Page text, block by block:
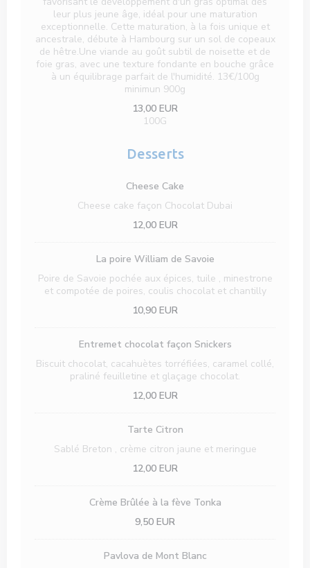
leur plus jeune âge, idéal pour une maturation
exceptionnelle. Cette maturation, à la fois unique et
ancestrale, débute à Hambourg sur un sol de copeaux
de hêtre.Une viande au goût subtil de noisette et de
foie gras, avec une texture fondante en bouche grâce
à un équilibrage parfait de l'humidité. 13€/100g
minimun 900g
13,00 EUR
100G
Desserts
Cheese Cake
Cheese cake façon Chocolat Dubai
12,00 EUR
La poire William de Savoie
Poire de Savoie pochée aux épices, tuile , minestrone
et compotée de poires, coulis chocolat et chantilly
10,90 EUR
Entremet chocolat façon Snickers
Biscuit chocolat, cacahuètes torréfiées, caramel collé,
praliné feuilletine et glaçage chocolat.
12,00 EUR
Tarte Citron
Sablé Breton , crème citron jaune et meringue
12,00 EUR
Crème Brûlée à la fève Tonka
9,50 EUR
Pavlova de Mont Blanc